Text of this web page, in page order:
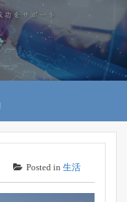
Posted in 生活